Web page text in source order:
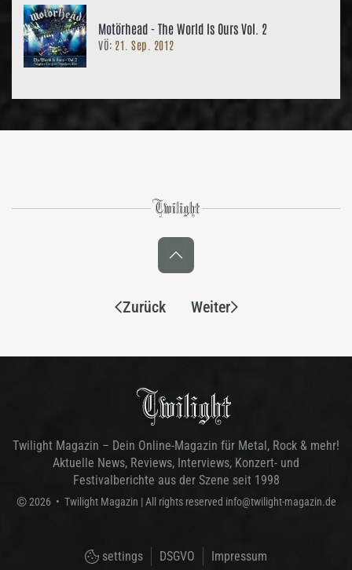
Motörhead - The World Is Ours Vol. 2
VÖ: 21. Sep. 2012
Zurück Weiter
Twilight Magazin – Dein Online-Magazin für Metal, Rock & mehr!
Aktuelle News, Reviews, Interviews, Konzert- und
Festivalberichte aus der Szene seit 1998
© 2026 • Twilight Magazin | All rights reserved info@twilight-magazin.de
settings DSGVO Impressum